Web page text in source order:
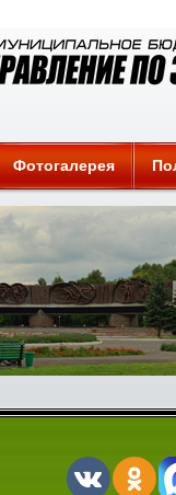
Фотогалерея